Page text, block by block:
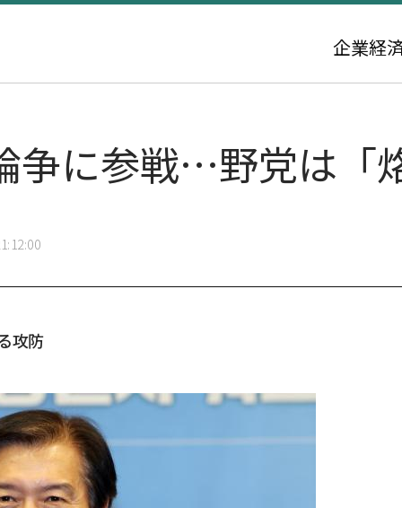
企業経
に参戦…野党は「
攻防